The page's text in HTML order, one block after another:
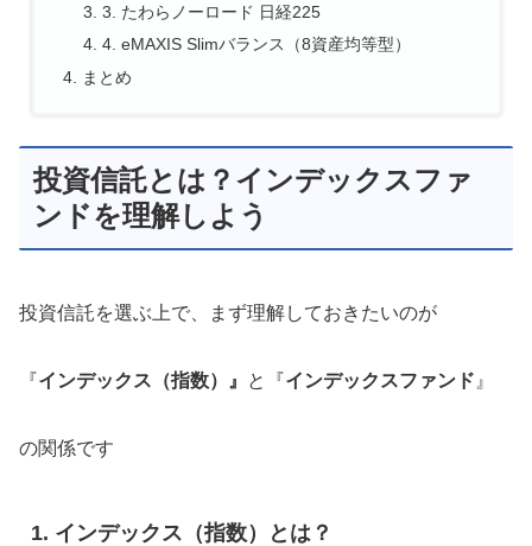
3. たわらノーロード 日経225
4. eMAXIS Slimバランス（8資産均等型）
まとめ
投資信託とは？インデックスファ
ンドを理解しよう
投資信託を選ぶ上で、まず理解しておきたいのが
『インデックス（指数）』 と『インデックスファンド 』
の関係です
1. インデックス（指数）とは？